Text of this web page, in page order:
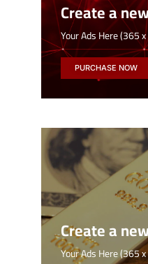
Create a
Your Ads Here (365
PURCHASE NOW
Create a
Your Ads Here (365